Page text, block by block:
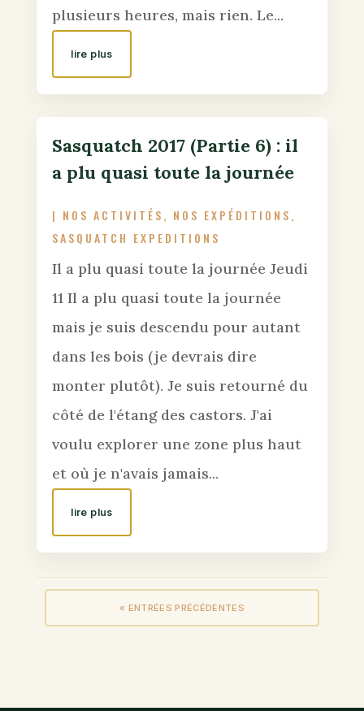
plusieurs heures, mais rien. Le...
lire plus
Sasquatch 2017 (Partie 6) : il
a plu quasi toute la journée
| NOS ACTIVITÉS, NOS EXPÉDITIONS,
SASQUATCH EXPEDITIONS
Il a plu quasi toute la journée Jeudi
11 Il a plu quasi toute la journée
mais je suis descendu pour autant
dans les bois (je devrais dire
monter plutôt). Je suis retourné du
côté de l'étang des castors. J'ai
voulu explorer une zone plus haut
et où je n'avais jamais...
lire plus
« ENTRÉES PRÉCÉDENTES